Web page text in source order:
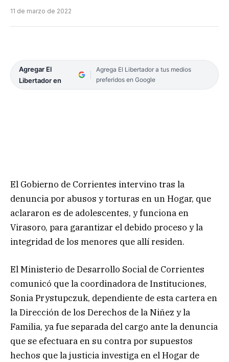
11 de marzo de 2022
Agregar El
Libertador en
Agrega El Libertador a tus medios
preferidos en Google
El Gobierno de Corrientes intervino tras la
denuncia por abusos y torturas en un Hogar, que
aclararon es de adolescentes, y funciona en
Virasoro, para garantizar el debido proceso y la
integridad de los menores que allí residen.
El Ministerio de Desarrollo Social de Corrientes
comunicó que la coordinadora de Instituciones,
Sonia Prystupczuk, dependiente de esta cartera en
la Dirección de los Derechos de la Niñez y la
Familia, ya fue separada del cargo ante la denuncia
que se efectuara en su contra por supuestos
hechos que la justicia investiga en el Hogar de